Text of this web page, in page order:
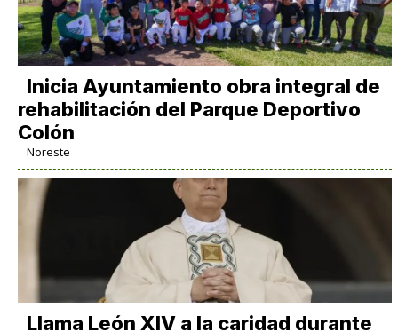
Inicia Ayuntamiento obra integral de
rehabilitación del Parque Deportivo
Colón
Noreste
Llama León XIV a la caridad durante